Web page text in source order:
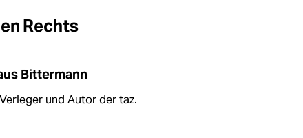
Rechts
Bittermann
und Autor der taz.